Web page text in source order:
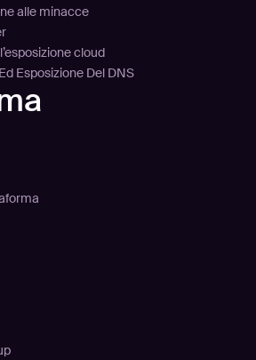
alle minacce
cloud
Esposizione Del DNS